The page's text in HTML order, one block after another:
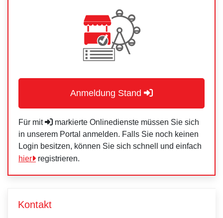
Anmeldung Stand
Für mit
markierte Onlinedienste müssen Sie sich
in unserem Portal anmelden. Falls Sie noch keinen
Login besitzen, können Sie sich schnell und einfach
hier
registrieren.
Kontakt